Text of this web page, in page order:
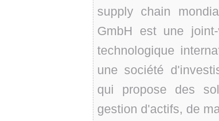
supply chain
GmbH est une
technologique
une société
qui propose des
gestion d'actifs, de